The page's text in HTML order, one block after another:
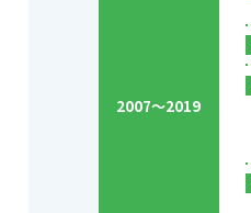
2007～2019